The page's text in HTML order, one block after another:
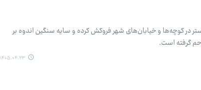
در کوچه‌ها و خیابان‌های شهر فروکش کرده و سایه سنگین اندوه بر
گرفته است.
۱۴۰۵.۰۴.۲۳